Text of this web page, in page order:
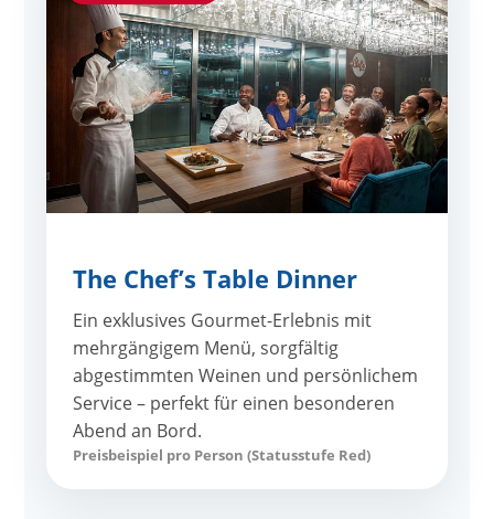
The Chef’s Table Dinner
Ein exklusives Gourmet-Erlebnis mit
mehrgängigem Menü, sorgfältig
abgestimmten Weinen und persönlichem
Service – perfekt für einen besonderen
Abend an Bord.
Preisbeispiel pro Person (Statusstufe Red)